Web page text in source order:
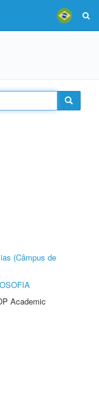
(Câmpus de
Academic